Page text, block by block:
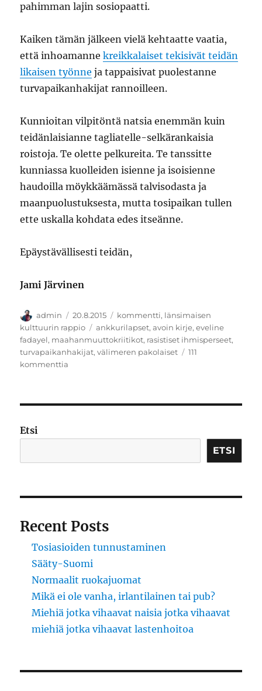
pahimman lajin sosiopaatti.
Kaiken tämän jälkeen vielä kehtaatte vaatia,
että inhoamannekreikkalaiset tekisivät teidän
likaisen työnne ja tappaisivat puolestanne
turvapaikanhakijat rannoilleen.
Kunnioitan vilpitöntä natsia enemmän kuin
teidänlaisianne tagliatelle-selkärankaisia
roistoja. Te olette pelkureita. Te tanssitte
kunniassa kuolleiden isienne ja isoisienne
haudoilla möykkäämässä talvisodasta ja
maanpuolustuksesta, mutta tosipaikan tullen
ette uskalla kohdata edes itseänne.
Epäystävällisesti teidän,
Jami Järvinen
Kirjoittaja
admin Julkaistu
20.8.2015 Kategoriat
kommentti, länsimaisen
kulttuurin rappio
Avainsanat
ankkurilapset,avoin kirje,eveline
fadayel, maahanmuuttokriitikot, rasistiset ihmisperseet,
turvapaikanhakijat,välimeren pakolaiset
111
kommenttia
Etsi
ETSI
Recent Posts
Tosiasioiden tunnustaminen
Sääty-Suomi
Normaalit ruokajuomat
Mikä ei ole vanha, irlantilainen tai pub?
Miehiä jotka vihaavat naisia jotka vihaavat
miehiä jotka vihaavat lastenhoitoa